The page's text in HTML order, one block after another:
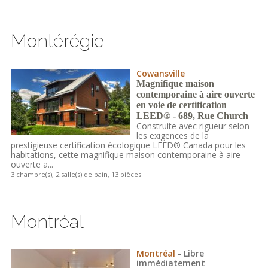
Montérégie
Cowansville
Magnifique maison
contemporaine à aire ouverte
en voie de certification
LEED® - 689, Rue Church
Construite avec rigueur selon
les exigences de la
prestigieuse certification écologique LEED® Canada pour les
habitations, cette magnifique maison contemporaine à aire
ouverte a...
3 chambre(s), 2 salle(s) de bain, 13 pièces
Montréal
Montréal - Libre
immédiatement